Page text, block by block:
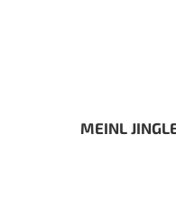
MEINL